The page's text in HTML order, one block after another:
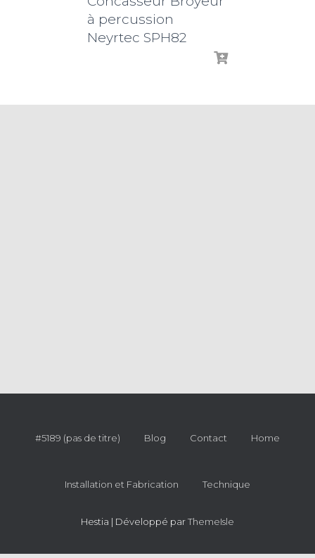
à percussion
Neyrtec SPH82
#5189 (pas de titre) Blog Contact Home
Installation et Fabrication Technique
Hestia | Développé parThemeIsle